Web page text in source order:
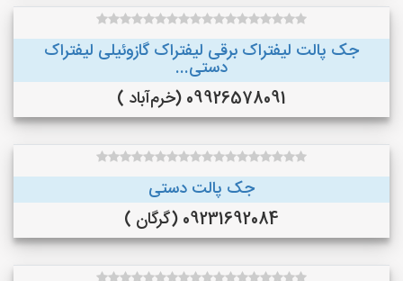
جک پالت لیفتراک برقی لیفتراک گازوئیلی لیفتراک
دستی...
09926578091 (خرم‌آباد )
جک پالت دستی
09231692084 (گرگان )